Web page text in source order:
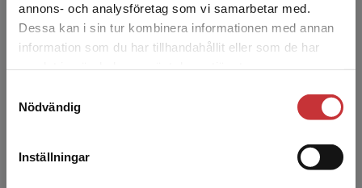
annons- och analysföretag som vi samarbetar med.
Dessa kan i sin tur kombinera informationen med annan
information som du har tillhandahållit eller som de har
Nödvändig
Inställningar
Det verkar som att du besöker
studentlitteratur.se via en enhet utanför Sverige.
Vi erbjuder inte leveranser utanför Sverige. För
att kunna slutföra ett köp måste
Eva Berglund